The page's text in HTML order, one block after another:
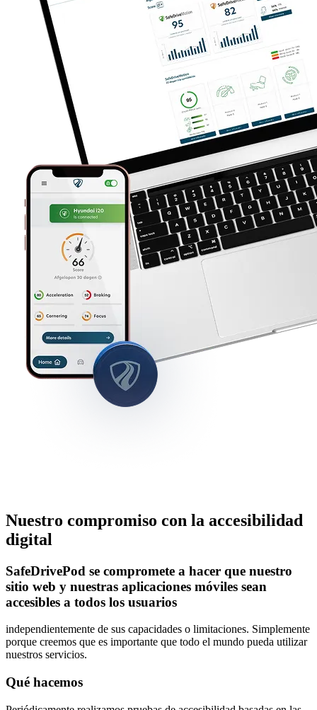
Nuestro compromiso con la accesibilidad
digital
SafeDrivePod se compromete a hacer que nuestro
sitio web y nuestras aplicaciones móviles sean
accesibles a todos los usuarios
independientemente de sus capacidades o limitaciones. Simplemente
porque creemos que es importante que todo el mundo pueda utilizar
nuestros servicios.
Qué hacemos